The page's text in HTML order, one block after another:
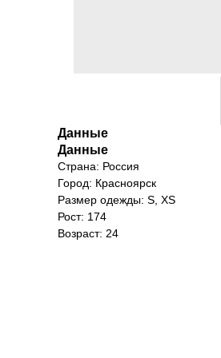
Данные
Данные
Страна: Россия
Город: Красноярск
Размер одежды: S, XS
Рост: 174
Возраст: 24